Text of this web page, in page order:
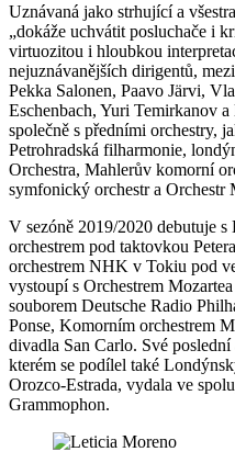
Uznávaná jako strhující a
„dokáže uchvátit posluchače i
virtuozitou i hloubkou
nejuznávanějších dirigentů,
Pekka Salonen, Paavo Järvi,
Eschenbach, Yuri Temirkanov
společně s předními orchestry,
Petrohradská filharmonie,
Orchestra, Mahlerův komorní
symfonický orchestr a Orchestr
V sezóně 2019/2020 debutuje
orchestrem pod taktovkou
orchestrem NHK v Tokiu pod
vystoupí s Orchestrem
souborem Deutsche Radio
Ponse, Komorním orchestrem
divadla San Carlo. Své
kterém se podílel také
Orozco-Estrada, vydala ve
Grammophon.